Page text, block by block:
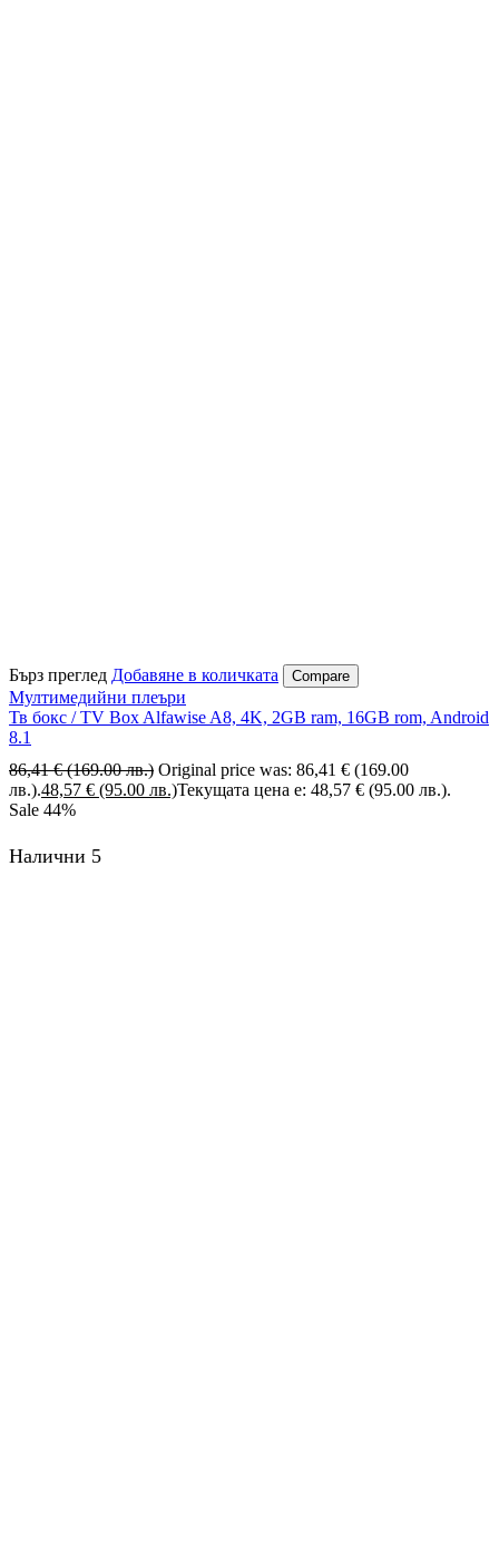
Бърз преглед Добавяне в количката Compare
Мултимедийни плеъри
Тв бокс / TV Box Alfawise A8, 4K, 2GB ram, 16GB rom, Android
8.1
86,41€ (169.00 лв.) Original price was: 86,41 € (169.00
лв.).48,57 € (95.00 лв.)Текущата цена е: 48,57 € (95.00 лв.).
Sale 44%
Налични 5